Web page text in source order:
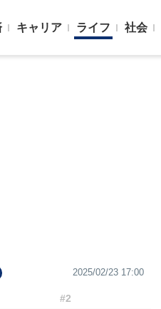
キャリア ライフ 社会
2025/02/23 17:00
#2